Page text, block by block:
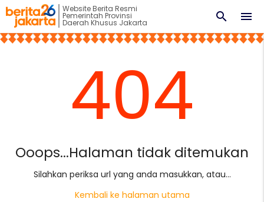
Website Berita Resmi
Pemerintah Provinsi
Daerah Khusus Jakarta menu
search
404
Ooops...Halaman tidak ditemukan
Silahkan periksa url yang anda masukkan, atau...
Kembali ke halaman utama